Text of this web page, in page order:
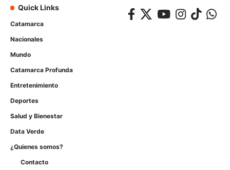
Quick Links
Catamarca
Nacionales
Mundo
Catamarca Profunda
Entretenimiento
Deportes
Salud y Bienestar
Data Verde
¿Quienes somos?
Contacto